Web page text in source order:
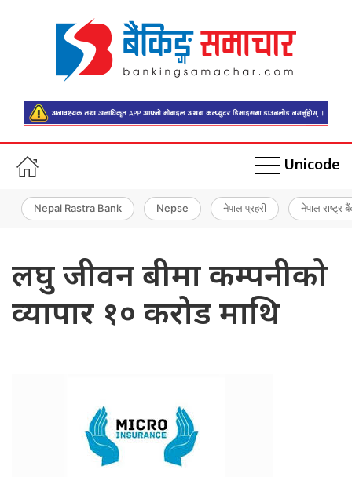
Unicode
Nepal Rastra Bank Nepse नेपाल प्रहरी नेपाल राष्ट्र
लघु जीवन बीमा कम्पनीको
व्यापार १० करोड माथि